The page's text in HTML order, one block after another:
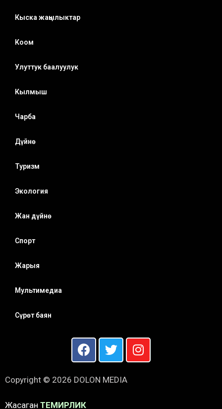
Кыска жаңылыктар
Коом
Улуттук баалуулук
Кылмыш
Чарба
Дүйнө
Туризм
Экология
Жан дүйнө
Спорт
Жарыя
Мультимедиа
Сүрөт баян
Copyright © 2026 DOLON MEDIA
Жасаган ТЕМИРЛИК